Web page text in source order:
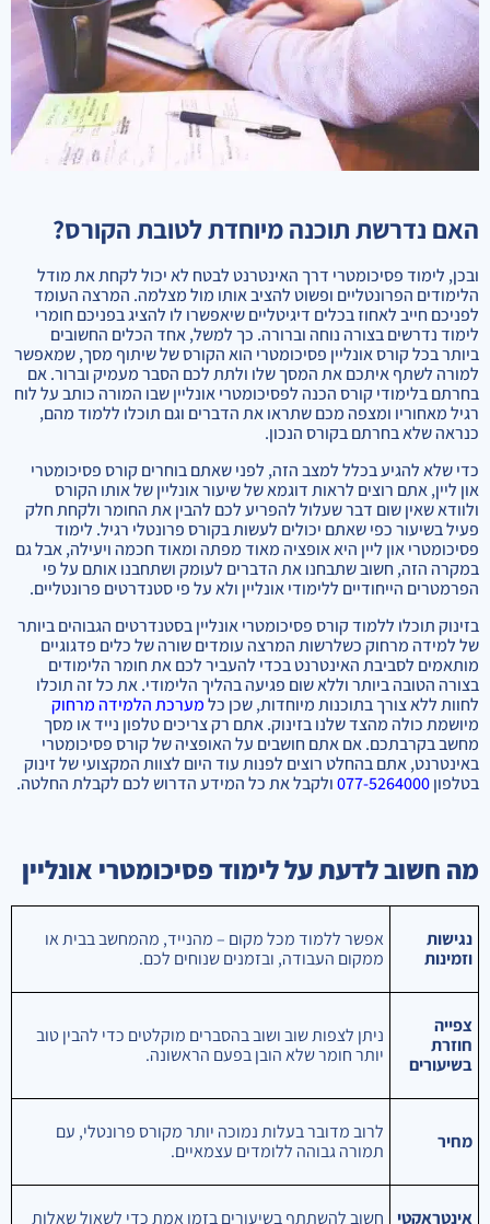
האם נדרשת תוכנה מיוחדת לטובת הקורס?
ובכן, לימוד פסיכומטרי דרך האינטרנט לבטח לא יכול לקחת את מודל
הלימודים הפרונטליים ופשוט להציב אותו מול מצלמה. המרצה העומד
לפניכם חייב לאחוז בכלים דיגיטליים שיאפשרו לו להציג בפניכם חומרי
לימוד נדרשים בצורה נוחה וברורה. כך למשל, אחד הכלים החשובים
ביותר בכל קורס אונליין פסיכומטרי הוא הקורס של שיתוף מסך, שמאפשר
למורה לשתף איתכם את המסך שלו ולתת לכם הסבר מעמיק וברור. אם
בחרתם בלימודי קורס הכנה לפסיכומטרי אונליין שבו המורה כותב על לוח
רגיל מאחוריו ומצפה מכם שתראו את הדברים וגם תוכלו ללמוד מהם,
כנראה שלא בחרתם בקורס הנכון.
כדי שלא להגיע בכלל למצב הזה, לפני שאתם בוחרים קורס פסיכומטרי
און ליין, אתם רוצים לראות דוגמא של שיעור אונליין של אותו הקורס
ולוודא שאין שום דבר שעלול להפריע לכם להבין את החומר ולקחת חלק
פעיל בשיעור כפי שאתם יכולים לעשות בקורס פרונטלי רגיל. לימוד
פסיכומטרי און ליין היא אופציה מאוד מפתה ומאוד חכמה ויעילה, אבל גם
במקרה הזה, חשוב שתבחנו את הדברים לעומק ושתחבנו אותם על פי
הפרמטרים הייחודיים ללימודי אונליין ולא על פי סטנדרטים פרונטליים.
בזינוק תוכלו ללמוד קורס פסיכומטרי אונליין בסטנדרטים הגבוהים ביותר
של למידה מרחוק כשלרשות המרצה עומדים שורה של כלים פדגוגיים
מותאמים לסביבת האינטרנט בכדי להעביר לכם את חומר הלימודים
בצורה הטובה ביותר וללא שום פגיעה בהליך הלימודי. את כל זה תוכלו
לחוות ללא צורך בתוכנות מיוחדות, שכן כלמערכת הלמידה מרחוק
מיושמת כולה מהצד שלנו בזינוק. אתם רק צריכים טלפון נייד או מסך
מחשב בקרבתכם. אם אתם חושבים על האופציה של קורס פסיכומטרי
באינטרנט, אתם בהחלט רוצים לפנות עוד היום לצוות המקצועי של זינוק
בטלפון077-5264000ולקבל את כל המידע הדרוש לכם לקבלת החלטה.
מה חשוב לדעת על לימוד פסיכומטרי אונליין
נגישות
וזמינות
אפשר ללמוד מכל מקום – מהנייד, מהמחשב בבית או
ממקום העבודה, ובזמנים שנוחים לכם.
צפייה
חוזרת
בשיעורים
ניתן לצפות שוב ושוב בהסברים מוקלטים כדי להבין טוב
יותר חומר שלא הובן בפעם הראשונה.
מחיר
לרוב מדובר בעלות נמוכה יותר מקורס פרונטלי, עם
תמורה גבוהה ללומדים עצמאיים.
אינטראקטי חשוב להשתתף בשיעורים בזמן אמת כדי לשאול שאלות